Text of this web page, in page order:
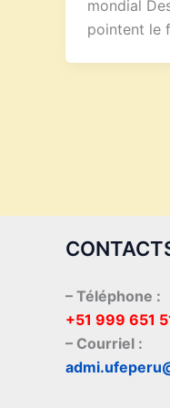
mondial
pointent le
– Téléphone :
+51 999 651
– Courriel :